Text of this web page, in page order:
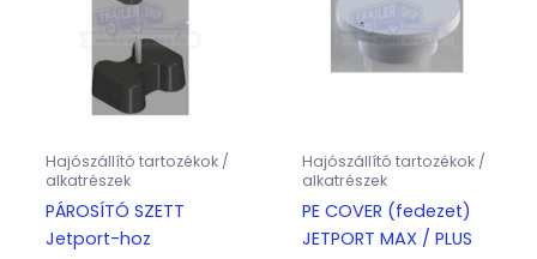
Hajószállító tartozékok /
alkatrészek
PÁROSÍTÓ SZETT
Jetport-hoz
Hajószállító tartozékok /
alkatrészek
PE COVER (fedezet)
JETPORT MAX / PLUS